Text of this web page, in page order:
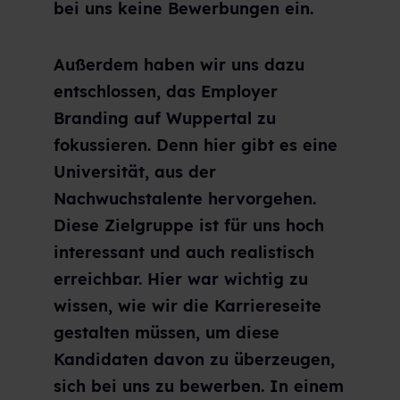
bei uns keine Bewerbungen ein.
Außerdem haben wir uns dazu
entschlossen, das Employer
Branding auf Wuppertal zu
fokussieren. Denn hier gibt es eine
Universität, aus der
Nachwuchstalente hervorgehen.
Diese Zielgruppe ist für uns hoch
interessant und auch realistisch
erreichbar. Hier war wichtig zu
wissen, wie wir die Karriereseite
gestalten müssen, um diese
Kandidaten davon zu überzeugen,
sich bei uns zu bewerben. In einem